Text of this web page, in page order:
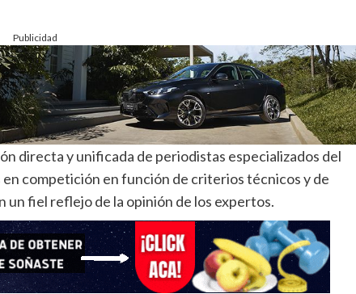
Publicidad
directa y unificada de periodistas especializados del
competición en función de criterios técnicos y de
fiel reflejo de la opinión de los expertos.